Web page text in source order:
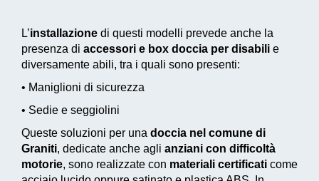
L’installazione di questi modelli prevede anche la
presenza di accessori e box doccia per disabili e
diversamente abili, tra i quali sono presenti:
• Maniglioni di sicurezza
• Sedie e seggiolini
Queste soluzioni per una doccia nel comune di
Graniti, dedicate anche agli anziani con difficoltà
motorie, sono realizzate con materiali certificati come